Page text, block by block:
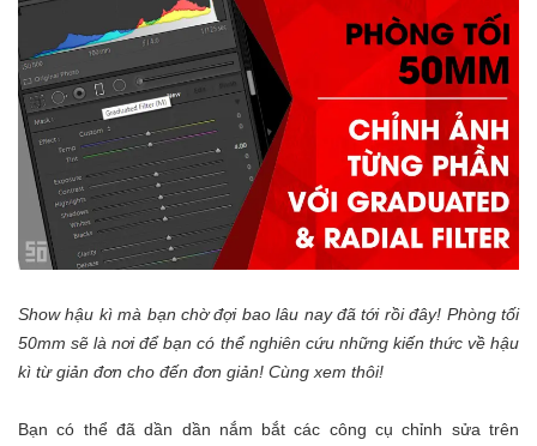
Show hậu kì mà bạn chờ đợi bao lâu nay đã tới rồi đây! Phòng tối
50mm sẽ là nơi để bạn có thể nghiên cứu những kiến thức về hậu
kì từ giản đơn cho đến đơn giản! Cùng xem thôi!
Bạn có thể đã dần dần nắm bắt các công cụ chỉnh sửa trên